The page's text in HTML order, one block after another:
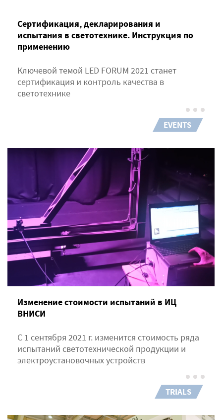
Сертификация, декларирования и
испытания в светотехнике. Инструкция по
применению
Ключевой темой LED FORUM 2021 станет
сертификация и контроль качества в
светотехнике
EVENTS
Изменение стоимости испытаний в ИЦ
ВНИСИ
С 1 сентября 2021 г. изменится стоимость ряда
испытаний светотехнической продукции и
электроустановочных устройств
TRIALS